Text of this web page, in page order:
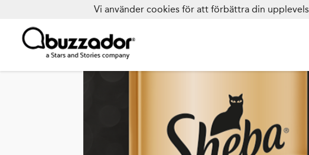
Vi använder cookies för att förbättra din